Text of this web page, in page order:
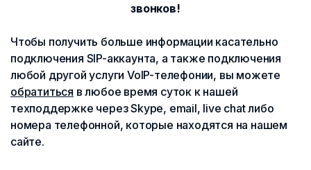
звонков!
Чтобы получить больше информации касательно
подключения SIP-аккаунта, а также подключения
любой другой услуги VoIP-телефонии, вы можете
обратиться в любое время суток к нашей
техподдержке через Skype, email, live chat либо
номера телефонной, которые находятся на нашем
сайте.